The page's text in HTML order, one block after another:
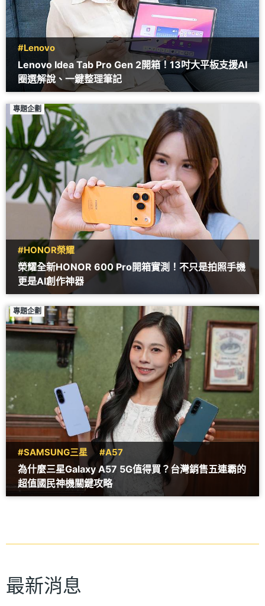
#Lenovo
Lenovo Idea Tab Pro Gen 2開箱！13吋大平板支援AI
圈選解說、一鍵整理筆記
專題企劃
#HONOR榮耀
榮耀全新HONOR 600 Pro開箱實測！不只是拍照手機
更是AI創作神器
專題企劃
#SAMSUNG三星 #A57
為什麼三星Galaxy A57 5G值得買？台灣銷售五連霸的
超值國民神機關鍵攻略
最新消息